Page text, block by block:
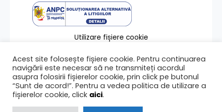
Utilizare fișiere cookie
Contact
Ultima modificare a paginii 20/11/2013
Acest site folosește fișiere cookie. Pentru continuarea
navigării este necesar să ne transmiteți acordul
asupra folosirii fișierelor cookie, prin click pe butonul
“Sunt de acord!”. Pentru a vedea politica de utilizare a
fișierelor cookie, click aici.